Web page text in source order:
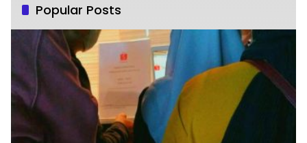
Popular Posts